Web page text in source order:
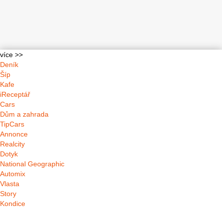
více >>
Deník
Šíp
Kafe
iReceptář
Cars
Dům a zahrada
TipCars
Annonce
Realcity
Dotyk
National Geographic
Automix
Vlasta
Story
Kondice